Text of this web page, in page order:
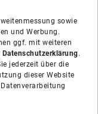
sowie
und Werbung.
ggf. mit weiteren
Datenschutzerklärung.
jederzeit über die
dieser Website